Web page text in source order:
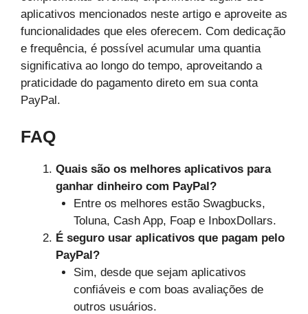
aplicativos mencionados neste artigo e aproveite as
funcionalidades que eles oferecem. Com dedicação
e frequência, é possível acumular uma quantia
significativa ao longo do tempo, aproveitando a
praticidade do pagamento direto em sua conta
PayPal.
FAQ
Quais são os melhores aplicativos para
ganhar dinheiro com PayPal?
Entre os melhores estão Swagbucks,
Toluna, Cash App, Foap e InboxDollars.
É seguro usar aplicativos que pagam pelo
PayPal?
Sim, desde que sejam aplicativos
confiáveis e com boas avaliações de
outros usuários.